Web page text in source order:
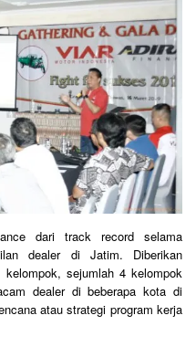
dari track record selama
dealer di Jatim. Diberikan
sejumlah 4 kelompok
dealer di beberapa kota di
atau strategi program kerja